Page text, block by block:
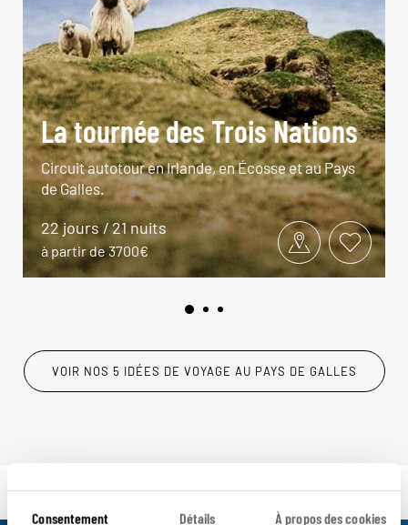
Consentement Détails À propos des cookies
La tournée des Trois Nations
Circuit autotour en Irlande, en Écosse et au Pays
de Galles.
22 jours / 21 nuits
à partir de 3700€
VOIR NOS 5 IDÉES DE VOYAGE AU PAYS DE GALLES